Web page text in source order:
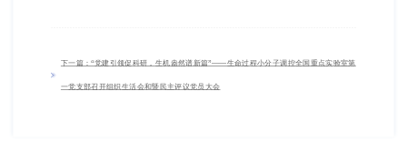
下一篇：“党建引领促科研，生机盎然谱新篇”——生命过程小分子调控全国重点实验室第
一党支部召开组织生活会和暨民主评议党员大会